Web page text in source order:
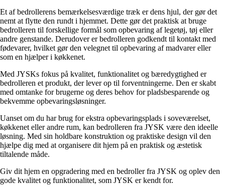
Et af bedrollerens bemærkelsesværdige træk er dens hjul, der gør det
nemt at flytte den rundt i hjemmet. Dette gør det praktisk at bruge
bedrolleren til forskellige formål som opbevaring af legetøj, tøj eller
andre genstande. Derudover er bedrolleren godkendt til kontakt med
fødevarer, hvilket gør den velegnet til opbevaring af madvarer eller
som en hjælper i køkkenet.
Med JYSKs fokus på kvalitet, funktionalitet og bæredygtighed er
bedrolleren et produkt, der lever op til forventningerne. Den er skabt
med omtanke for brugerne og deres behov for pladsbesparende og
bekvemme opbevaringsløsninger.
Uanset om du har brug for ekstra opbevaringsplads i soveværelset,
køkkenet eller andre rum, kan bedrolleren fra JYSK være den ideelle
løsning. Med sin holdbare konstruktion og praktiske design vil den
hjælpe dig med at organisere dit hjem på en praktisk og æstetisk
tiltalende måde.
Giv dit hjem en opgradering med en bedroller fra JYSK og oplev den
gode kvalitet og funktionalitet, som JYSK er kendt for.